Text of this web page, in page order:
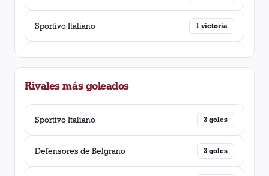
Sportivo Italiano 1 victoria
Central Córdoba (Rosario) 1 victoria
Banfield
Rivales más goleados
Sportivo Italiano 3 goles
Defensores de Belgrano 3 goles